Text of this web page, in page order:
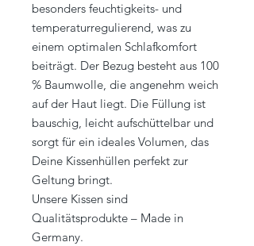
besonders feuchtigkeits- und
temperaturregulierend, was zu
einem optimalen Schlafkomfort
beiträgt. Der Bezug besteht aus 100
% Baumwolle, die angenehm weich
auf der Haut liegt. Die Füllung ist
bauschig, leicht aufschüttelbar und
sorgt für ein ideales Volumen, das
Deine Kissenhüllen perfekt zur
Geltung bringt.
Unsere Kissen sind
Qualitätsprodukte – Made in
Germany.